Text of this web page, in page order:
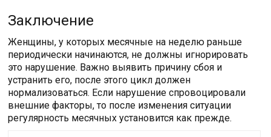
Заключение
Женщины, у которых месячные на неделю раньше
периодически начинаются, не должны игнорировать
это нарушение. Важно выявить причину сбоя и
устранить его, после этого цикл должен
нормализоваться. Если нарушение спровоцировали
внешние факторы, то после изменения ситуации
регулярность месячных установится как прежде.